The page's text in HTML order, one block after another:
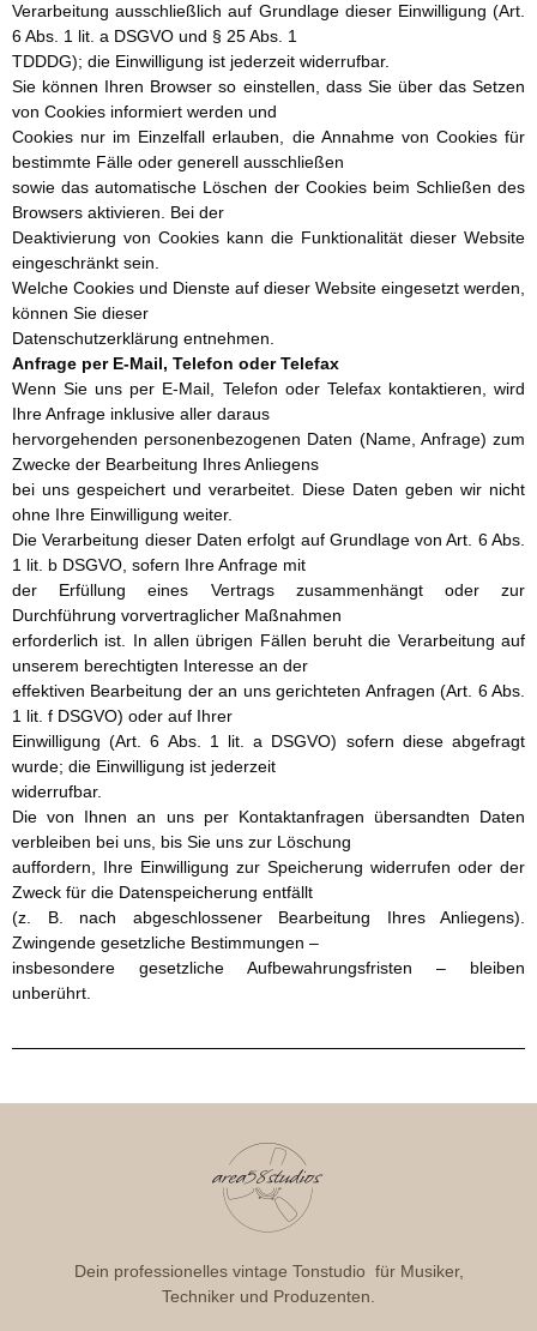
Verarbeitung ausschließlich auf Grundlage dieser Einwilligung (Art.
6 Abs. 1 lit. a DSGVO und § 25 Abs. 1
TDDDG); die Einwilligung ist jederzeit widerrufbar.
Sie können Ihren Browser so einstellen, dass Sie über das Setzen
von Cookies informiert werden und
Cookies nur im Einzelfall erlauben, die Annahme von Cookies für
bestimmte Fälle oder generell ausschließen
sowie das automatische Löschen der Cookies beim Schließen des
Browsers aktivieren. Bei der
Deaktivierung von Cookies kann die Funktionalität dieser Website
eingeschränkt sein.
Welche Cookies und Dienste auf dieser Website eingesetzt werden,
können Sie dieser
Datenschutzerklärung entnehmen.
Anfrage per E-Mail, Telefon oder Telefax
Wenn Sie uns per E-Mail, Telefon oder Telefax kontaktieren, wird
Ihre Anfrage inklusive aller daraus
hervorgehenden personenbezogenen Daten (Name, Anfrage) zum
Zwecke der Bearbeitung Ihres Anliegens
bei uns gespeichert und verarbeitet. Diese Daten geben wir nicht
ohne Ihre Einwilligung weiter.
Die Verarbeitung dieser Daten erfolgt auf Grundlage von Art. 6 Abs.
1 lit. b DSGVO, sofern Ihre Anfrage mit
der Erfüllung eines Vertrags zusammenhängt oder zur
Durchführung vorvertraglicher Maßnahmen
erforderlich ist. In allen übrigen Fällen beruht die Verarbeitung auf
unserem berechtigten Interesse an der
effektiven Bearbeitung der an uns gerichteten Anfragen (Art. 6 Abs.
1 lit. f DSGVO) oder auf Ihrer
Einwilligung (Art. 6 Abs. 1 lit. a DSGVO) sofern diese abgefragt
wurde; die Einwilligung ist jederzeit
widerrufbar.
Die von Ihnen an uns per Kontaktanfragen übersandten Daten
verbleiben bei uns, bis Sie uns zur Löschung
auffordern, Ihre Einwilligung zur Speicherung widerrufen oder der
Zweck für die Datenspeicherung entfällt
(z. B. nach abgeschlossener Bearbeitung Ihres Anliegens).
Zwingende gesetzliche Bestimmungen –
insbesondere gesetzliche Aufbewahrungsfristen – bleiben
unberührt.
Dein professionelles vintage Tonstudio für Musiker,
Techniker und Produzenten.